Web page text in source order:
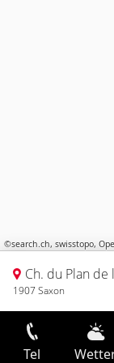
©search.ch, swisstopo,
Ch. du Plan de
1907 Saxon
Tel